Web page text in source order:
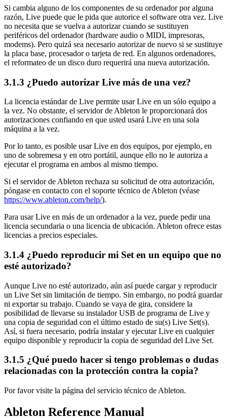
Si cambia alguno de los componentes de su ordenador por alguna
razón, Live puede que le pida que autorice el software otra vez. Live
no necesita que se vuelva a autorizar cuando se sustituyen
periféricos del ordenador (hardware audio o MIDI, impresoras,
modems). Pero quizá sea necesario autorizar de nuevo si se sustituye
la placa base, procesador o tarjeta de red. En algunos ordenadores,
el reformateo de un disco duro requerirá una nueva autorización.
3.1.3 ¿Puedo autorizar Live más de una vez?
La licencia estándar de Live permite usar Live en un sólo equipo a
la vez. No obstante, el servidor de Ableton le proporcionará dos
autorizaciones confiando en que usted usará Live en una sola
máquina a la vez.
Por lo tanto, es posible usar Live en dos equipos, por ejemplo, en
uno de sobremesa y en otro portátil, aunque ello no le autoriza a
ejecutar el programa en ambos al mismo tiempo.
Si el servidor de Ableton rechaza su solicitud de otra autorización,
póngase en contacto con el soporte técnico de Ableton (véase
https://www.ableton.com/help/).
Para usar Live en más de un ordenador a la vez, puede pedir una
licencia secundaria o una licencia de ubicación. Ableton ofrece estas
licencias a precios especiales.
3.1.4 ¿Puedo reproducir mi Set en un equipo que no
esté autorizado?
Aunque Live no esté autorizado, aún así puede cargar y reproducir
un Live Set sin limitación de tiempo. Sin embargo, no podrá guardar
ni exportar su trabajo. Cuando se vaya de gira, considere la
posibilidad de llevarse su instalador USB de programa de Live y
una copia de seguridad con el último estado de su(s) Live Set(s).
Así, si fuera necesario, podría instalar y ejecutar Live en cualquier
equipo disponible y reproducir la copia de seguridad del Live Set.
3.1.5 ¿Qué puedo hacer si tengo problemas o dudas
relacionadas con la protección contra la copia?
Por favor visite la página del servicio técnico de Ableton.
Ableton Reference Manual